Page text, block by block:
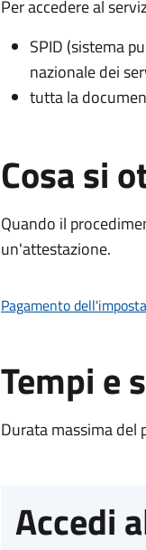
Per accedere al
SPID (sistema
nazionale dei
tutta la
Cosa si
Quando il
un'attestazione.
Pagamento
Tempi e
Durata massima
Accedi